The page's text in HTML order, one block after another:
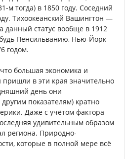
м тогда) в 1850 году. Соседний
Тихоокеанский Вашингтон —
данный статус вообще в 1912
Пенсильванию, Нью-Йорк
годом.
большая экономика и
в эти края значительно
день они
показателям) кратно
Даже с учётом фактора
удивительным образом
региона. Природно-
которые в полной мере всё